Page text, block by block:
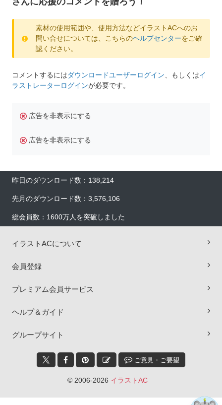
素材の使用範囲や、使用方法などイラストACへのお
問い合せについては、こちらのヘルプセンターをご確
認ください。
コメントするにはダウンロードユーザーログイン、もしくはイ
ラストレーターログインが必要です。
広告を非表示にする
広告を非表示にする
昨日のダウンロード数：138,214
先月のダウンロード数：3,576,106
総会員数：1600万人を突破しました
イラストACについて
会員登録
プレミアム会員サービス
ヘルプ＆ガイド
グループサイト
ご意見・ご要望
© 2006-2026 イラストAC